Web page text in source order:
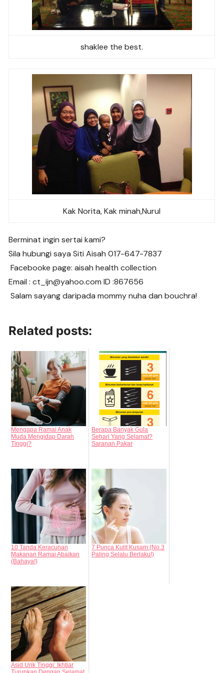
shaklee the best.
Kak Norita, Kak minah,Nurul
Berminat ingin sertai kami?
Sila hubungi saya Siti Aisah 017-647-7837
Facebooke page: aisah health collection
Email : ct_ijn@yahoo.com ID :867656
Salam sayang daripada mommy nuha dan bouchra!
Related posts:
Mengapa Ramai Anak
Muda Mengidap Darah
Tinggi?
Berapa Banyak Gula
Sehari Yang Selamat?
Saranan Pakar
10 Tanda Keracunan
Makanan Ramai Abaikan
(Bahaya!)
7 Punca Kulit Kusam (No.3
Paling Selalu Berlaku!)
Asid Urik Tinggi: Ikhtiar